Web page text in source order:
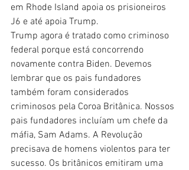
em Rhode Island apoia os prisioneiros
J6 e até apoia Trump.
Trump agora é tratado como criminoso
federal porque está concorrendo
novamente contra Biden. Devemos
lembrar que os pais fundadores
também foram considerados
criminosos pela Coroa Britânica. Nossos
pais fundadores incluíam um chefe da
máfia, Sam Adams. A Revolução
precisava de homens violentos para ter
sucesso. Os britânicos emitiram uma